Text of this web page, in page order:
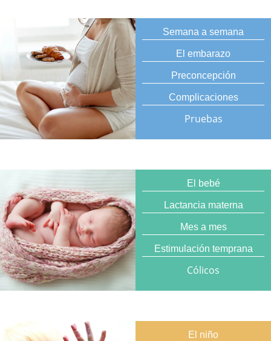
Semana a semana
El embarazo
Preconcepción
Complicaciones
Pruebas
El bebé
Lactancia materna
Mes a mes
Estimulación temprana
Cólicos
El niño